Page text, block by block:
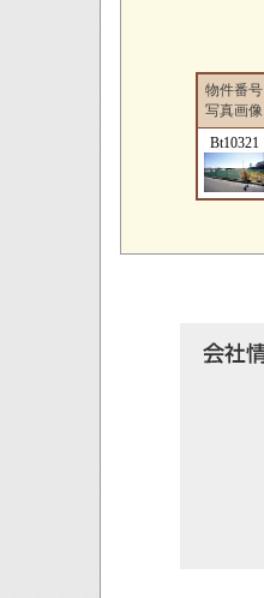
物件番号
写真画像
Bt10321